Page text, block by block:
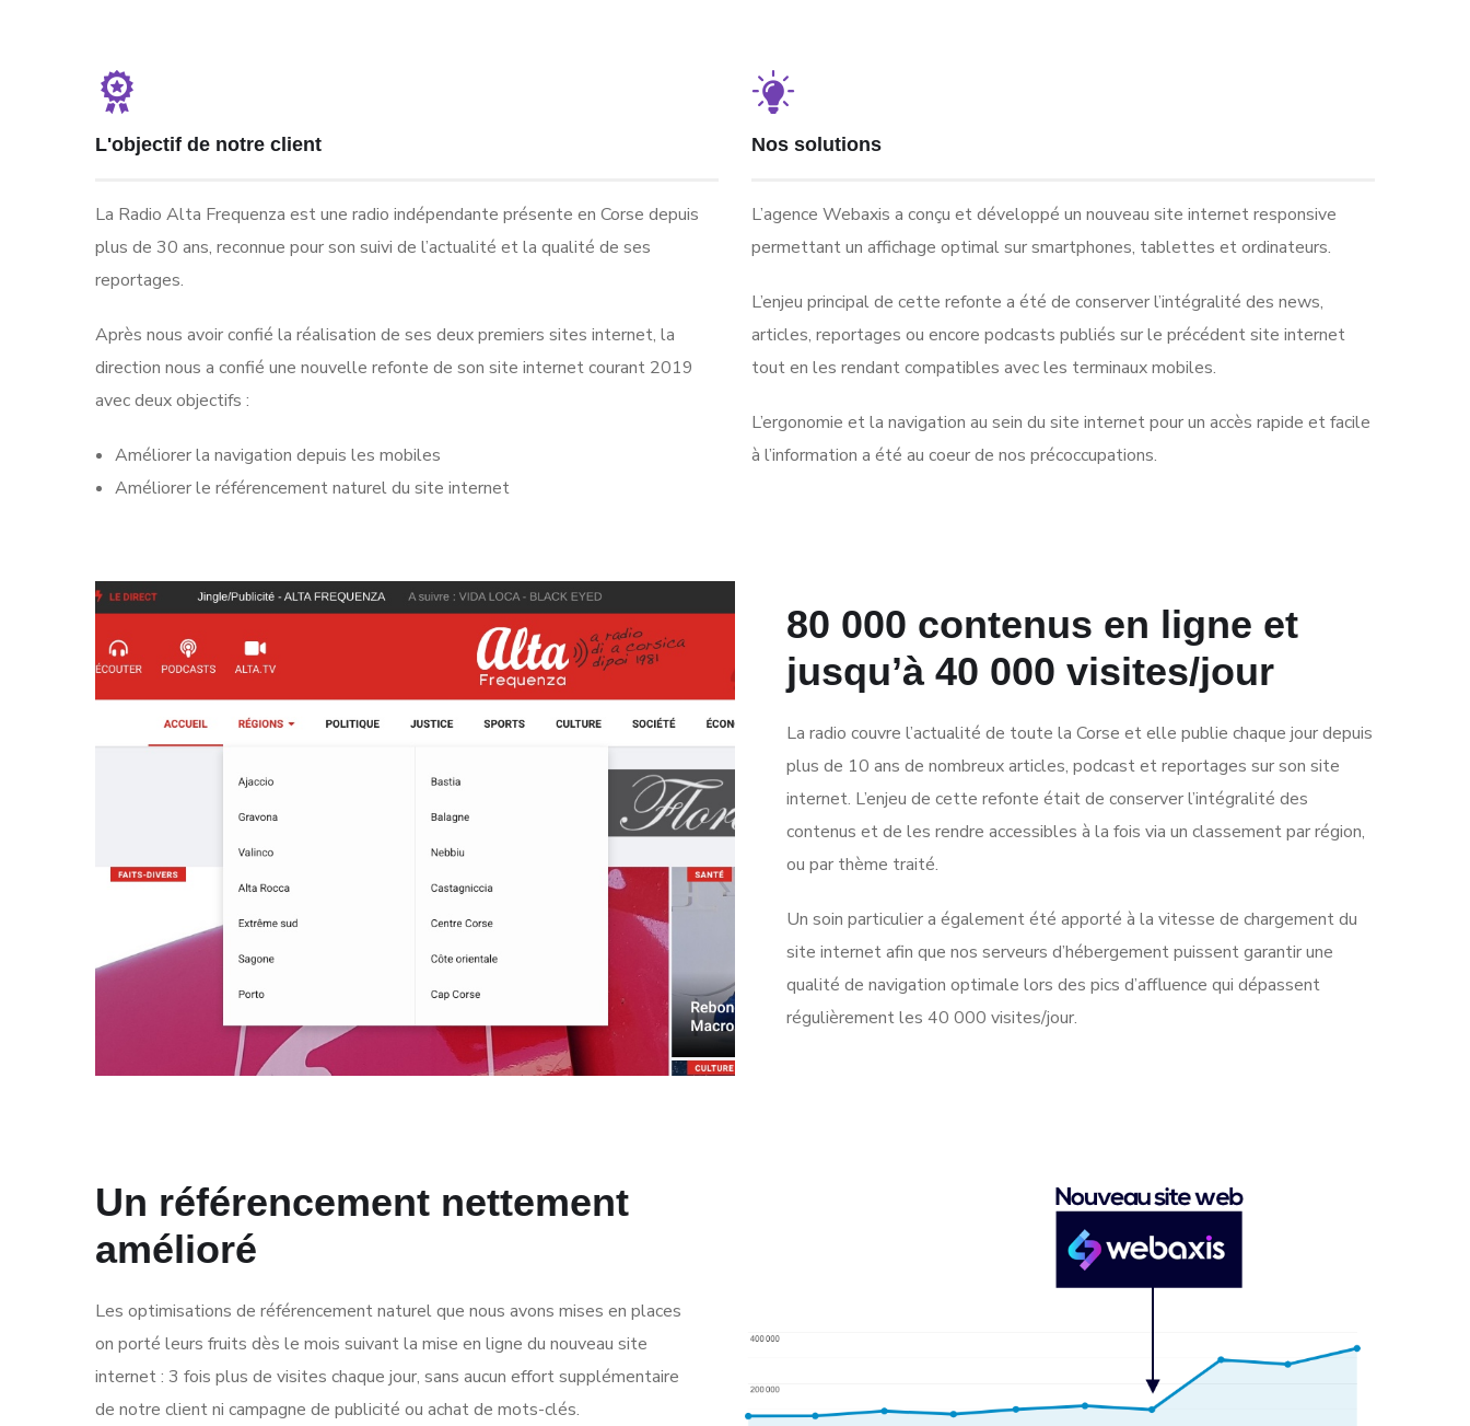
L'objectif de notre client
La Radio Alta Frequenza est une radio indépendante présente en Corse depuis
plus de 30 ans, reconnue pour son suivi de l’actualité et la qualité de ses
reportages.
Après nous avoir confié la réalisation de ses deux premiers sites internet, la
direction nous a confié une nouvelle refonte de son site internet courant 2019
avec deux objectifs :
Améliorer la navigation depuis les mobiles
Améliorer le référencement naturel du site internet
Nos solutions
L’agence Webaxis a conçu et développé un nouveau site internet responsive
permettant un affichage optimal sur smartphones, tablettes et ordinateurs.
L’enjeu principal de cette refonte a été de conserver l’intégralité des news,
articles, reportages ou encore podcasts publiés sur le précédent site internet
tout en les rendant compatibles avec les terminaux mobiles.
L’ergonomie et la navigation au sein du site internet pour un accès rapide et facile
à l’information a été au coeur de nos précoccupations.
80 000 contenus en ligne et
jusqu’à 40 000 visites/jour
La radio couvre l’actualité de toute la Corse et elle publie chaque jour depuis
plus de 10 ans de nombreux articles, podcast et reportages sur son site
internet. L’enjeu de cette refonte était de conserver l’intégralité des
contenus et de les rendre accessibles à la fois via un classement par région,
ou par thème traité.
Un soin particulier a également été apporté à la vitesse de chargement du
site internet afin que nos serveurs d’hébergement puissent garantir une
qualité de navigation optimale lors des pics d’affluence qui dépassent
régulièrement les 40 000 visites/jour.
Un référencement nettement
amélioré
Les optimisations de référencement naturel que nous avons mises en places
on porté leurs fruits dès le mois suivant la mise en ligne du nouveau site
internet : 3 fois plus de visites chaque jour, sans aucun effort supplémentaire
de notre client ni campagne de publicité ou achat de mots-clés.